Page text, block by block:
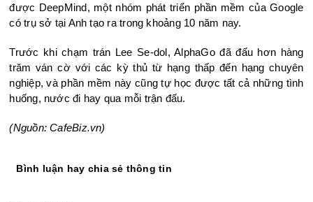
được DeepMind, một nhóm phát triển phần mềm của Google
có trụ sở tại Anh tạo ra trong khoảng 10 năm nay.
Trước khi chạm trán Lee Se-dol, AlphaGo đã đấu hơn hàng
trăm ván cờ với các kỳ thủ từ hạng thấp đến hạng chuyên
nghiệp, và phần mềm này cũng tự học được tất cả những tình
huống, nước đi hay qua mỗi trận đấu.
(Nguồn: CafeBiz.vn)
Bình luận hay chia sẻ thông tin